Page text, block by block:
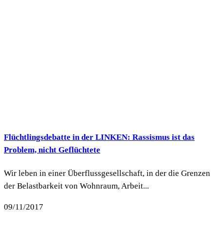
Flüchtlingsdebatte in der LINKEN: Rassismus ist das
Problem, nicht Geflüchtete
Wir leben in einer Überflussgesellschaft, in der die Grenzen
der Belastbarkeit von Wohnraum, Arbeit...
09/11/2017